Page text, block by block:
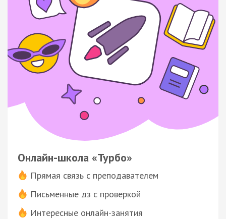
Онлайн-школа «Турбо»
Прямая связь с преподавателем
Письменные дз с проверкой
Интересные онлайн-занятия